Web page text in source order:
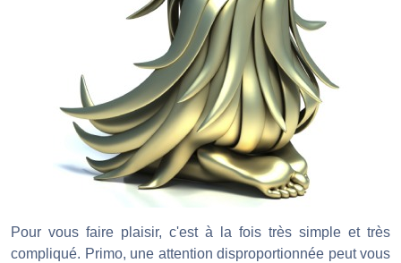
Pour vous faire plaisir, c'est à la fois très simple et très
compliqué. Primo, une attention disproportionnée peut vous